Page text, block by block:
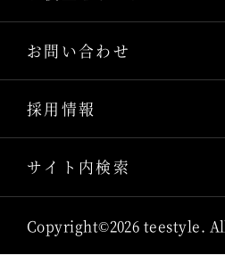
お問い合わせ
採用情報
サイト内検索
Copyright©2026 teestyle.